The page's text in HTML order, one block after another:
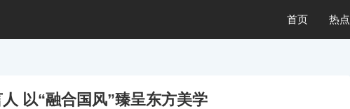
首页 热点
以“融合国风”臻呈东方美学